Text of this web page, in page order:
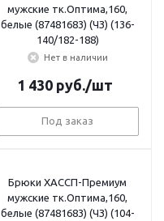
мужские тк.Оптима,160,
белые (87481683) (ЧЗ) (136-
140/182-188)
Нет в наличии
1 430руб./шт
Под заказ
Брюки ХАССП-Премиум
мужские тк.Оптима,160,
белые (87481683) (ЧЗ) (104-